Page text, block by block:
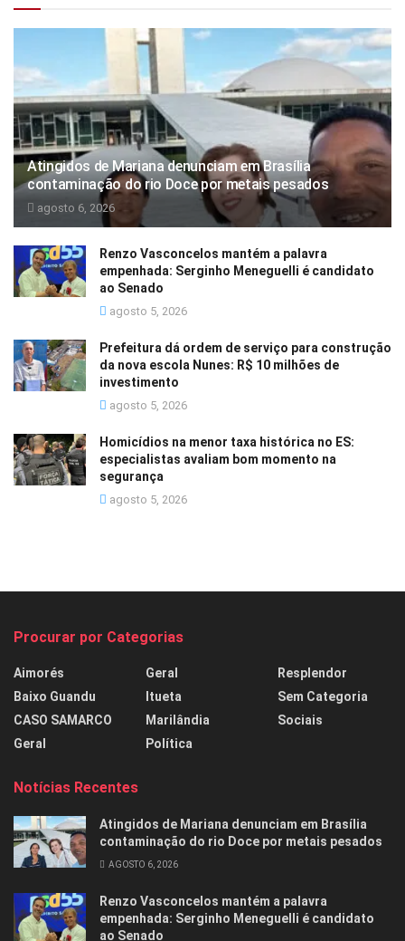
Atingidos de Mariana denunciam em Brasília
contaminação do rio Doce por metais pesados
agosto 6, 2026
Renzo Vasconcelos mantém a palavra
empenhada: Serginho Meneguelli é candidato
ao Senado
agosto 5, 2026
Prefeitura dá ordem de serviço para construção
da nova escola Nunes: R$ 10 milhões de
investimento
agosto 5, 2026
Homicídios na menor taxa histórica no ES:
especialistas avaliam bom momento na
segurança
agosto 5, 2026
Procurar por Categorias
Aimorés
Baixo Guandu
CASO SAMARCO
Geral
Geral
Itueta
Marilândia
Política
Resplendor
Sem Categoria
Sociais
Notícias Recentes
Atingidos de Mariana denunciam em Brasília
contaminação do rio Doce por metais pesados
AGOSTO 6, 2026
Renzo Vasconcelos mantém a palavra
empenhada: Serginho Meneguelli é candidato
ao Senado